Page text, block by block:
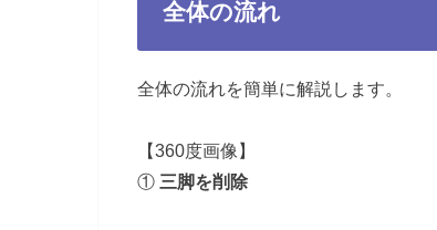
全体の流れ
全体の流れを簡単に解説します。
【360度画像】
① 三脚を削除